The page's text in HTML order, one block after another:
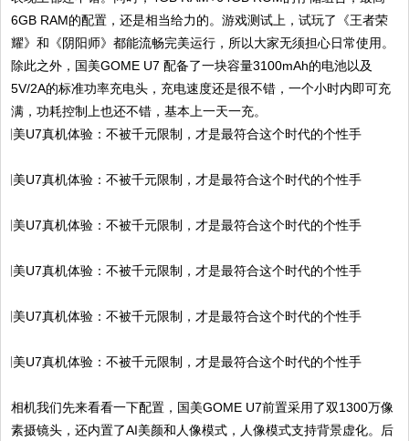
6GB RAM的配置，还是相当给力的。游戏测试上，试玩了《王者荣
耀》和《阴阳师》都能流畅完美运行，所以大家无须担心日常使用。
除此之外，国美GOME U7 配备了一块容量3100mAh的电池以及
5V/2A的标准功率充电头，充电速度还是很不错，一个小时内即可充
满，功耗控制上也还不错，基本上一天一充。
相机我们先来看看一下配置，国美GOME U7前置采用了双1300万像
素摄镜头，还内置了AI美颜和人像模式，人像模式支持背景虚化。后